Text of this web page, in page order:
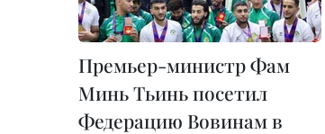
Премьер-министр Фам
Минь Тьинь посетил
Федерацию Вовинам в